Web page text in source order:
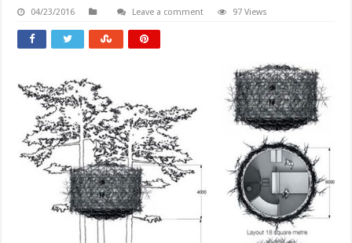
04/23/2016 Leave a comment 97 Views